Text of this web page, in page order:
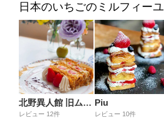
日本のいちごのミルフィーユ
北野異人館 旧ムーア邸
レビュー 12件
Piu
レビュー 10件